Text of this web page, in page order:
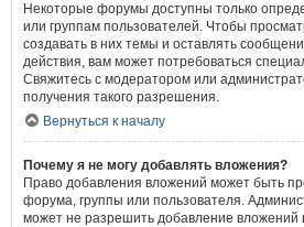
Некоторые форумы доступны только
или группам пользователей. Чтобы
создавать в них темы и оставлять
действия, вам может потребоваться
Свяжитесь с модератором или
получения такого разрешения.
Вернуться к началу
Почему я не могу добавлять вложения?
Право добавления вложений может быть
форума, группы или пользователя.
может не разрешить добавление